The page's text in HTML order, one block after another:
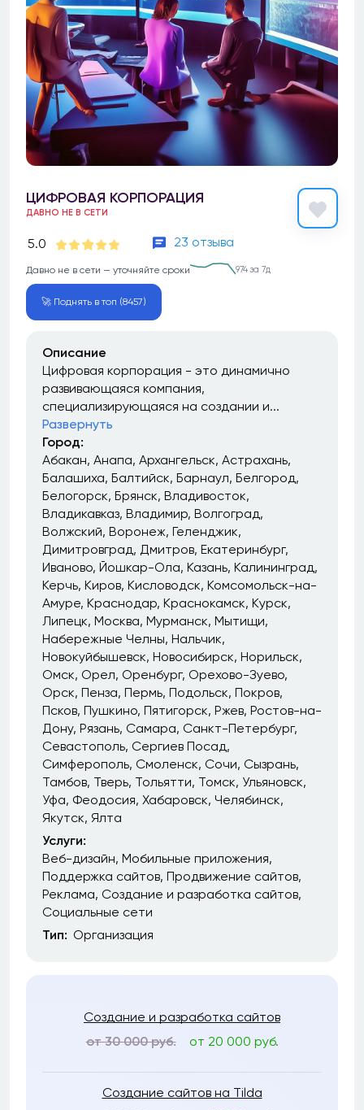
ЦИФРОВАЯ КОРПОРАЦИЯ
ДАВНО НЕ В СЕТИ
5.0 23 отзыва
Давно не в сети — уточняйте сроки 974 за 7д
🚀 Поднять в топ (8457)
Описание
Цифровая корпорация - это динамично
развивающаяся компания,
специализирующаяся на создании и...
Развернуть
Город:
Абакан Анапа Архангельск Астрахань
Балашиха Балтийск Барнаул Белгород
Белогорск Брянск Владивосток
Владикавказ Владимир Волгоград
Волжский Воронеж Геленджик
Димитровград Дмитров Екатеринбург
Иваново Йошкар-Ола Казань Калининград
Керчь Киров Кисловодск Комсомольск-на-
Амуре Краснодар Краснокамск Курск
Липецк Москва Мурманск Мытищи
Набережные Челны Нальчик
Новокуйбышевск Новосибирск Норильск
Омск Орел Оренбург Орехово-Зуево
Орск Пенза Пермь Подольск Покров
Псков Пушкино Пятигорск Ржев Ростов-на-
Дону Рязань Самара Санкт-Петербург
Севастополь Сергиев Посад
Симферополь Смоленск Сочи Сызрань
Тамбов Тверь Тольятти Томск Ульяновск
Уфа Феодосия Хабаровск Челябинск
Якутск Ялта
Услуги:
Веб-дизайн Мобильные приложения
Поддержка сайтов Продвижение сайтов
Реклама Создание и разработка сайтов
Социальные сети
Тип: Организация
Создание и разработка сайтов
от 30 000 руб.
от 20 000 руб.
Создание сайтов на Tilda